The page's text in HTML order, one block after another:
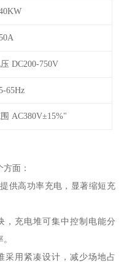
DC200-750V
65Hz
AC380V±15%"
面：
供高功率充电，显著缩短充
，充电堆可集中控制电能分
采用紧凑设计，减少场地占